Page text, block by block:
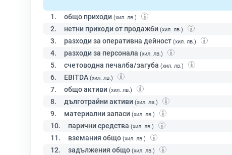
1.
общо приходи (хил. лв.)
2. нетни приходи от продажби (хил. лв.)
3. разходи за оперативна дейност (хил. лв.)
4. разходи за персонала (хил. лв.)
5. счетоводна печалба/загуба (хил. лв.)
6. EBITDA (хил. лв.)
7. общо активи (хил. лв.)
8. дълготрайни активи (хил. лв.)
9. материални запаси (хил. лв.)
10. парични средства (хил. лв.)
11. вземания общо (хил. лв.)
12. задължения общо (хил. лв.)